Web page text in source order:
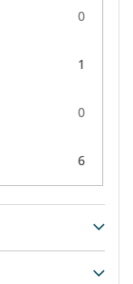
0
1
0
6